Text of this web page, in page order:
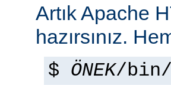
Artık Apache
hazırsınız.
$ ÖNEK/